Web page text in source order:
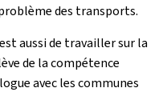
des transports.
aussi de travailler sur la
de la compétence
avec les communes